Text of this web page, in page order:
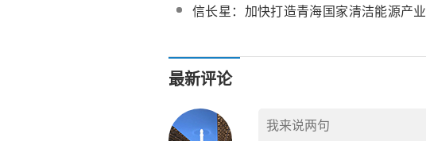
信长星：加快打造青海国家清洁能源产业
最新评论